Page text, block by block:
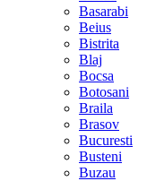
Basarabi
Beius
Bistrita
Blaj
Bocsa
Botosani
Braila
Brasov
Bucuresti
Busteni
Buzau